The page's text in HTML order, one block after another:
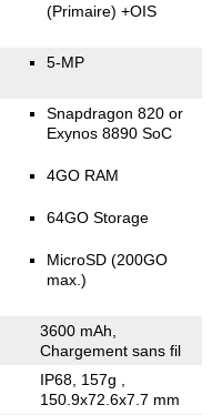
(Primaire) +OIS
5-MP
Snapdragon 820 or
Exynos 8890 SoC
4GO RAM
64GO Storage
MicroSD (200GO
max.)
3600 mAh,
Chargement sans fil
IP68, 157g
150.9x72.6x7.7 mm